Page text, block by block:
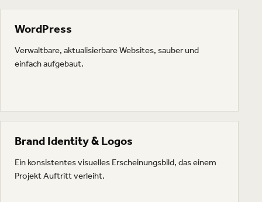
WordPress
Verwaltbare, aktualisierbare Websites, sauber und
einfach aufgebaut.
Brand Identity & Logos
Ein konsistentes visuelles Erscheinungsbild, das einem
Projekt Auftritt verleiht.